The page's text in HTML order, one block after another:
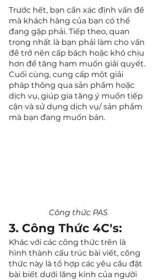
Trước hết, bạn cần xác định vấn đề
mà khách hàng của bạn có thể
đang gặp phải. Tiếp theo, quan
trọng nhất là bạn phải làm cho vấn
đề trở nên cấp bách hoặc khó chịu
hơn để tăng ham muốn giải quyết.
Cuối cùng, cung cấp một giải
pháp thông qua sản phẩm hoặc
dịch vụ, giúp gia tăng ý muốn tiếp
cận và sử dụng dịch vụ/ sản phẩm
mà bạn đang muốn bán.
Công thức PAS
3. Công Thức 4C's:
Khác với các công thức trên là
hình thành cấu trúc bài viết, công
thức này là tổ hợp các yêu cầu đặt
bài biết dưới lăng kính của người